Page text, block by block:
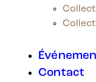
Contact